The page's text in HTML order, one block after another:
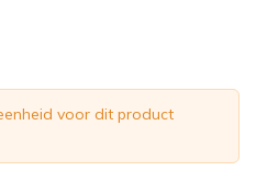
voor dit product